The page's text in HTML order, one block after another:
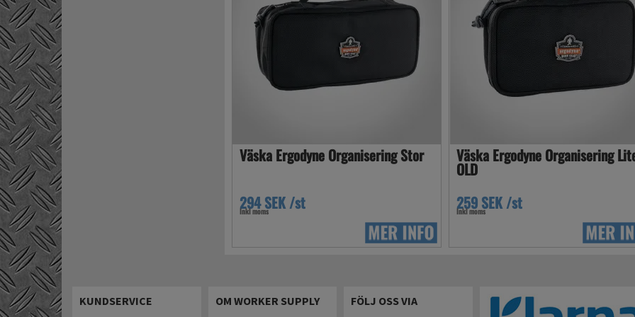
Väska Ergodyne Organisering Stor
294 SEK /st
Inkl moms
Väska Ergodyne Organisering
OLD
259 SEK /st
Inkl moms
KUNDSERVICE
OM WORKER SUPPLY
FÖLJ OSS VIA